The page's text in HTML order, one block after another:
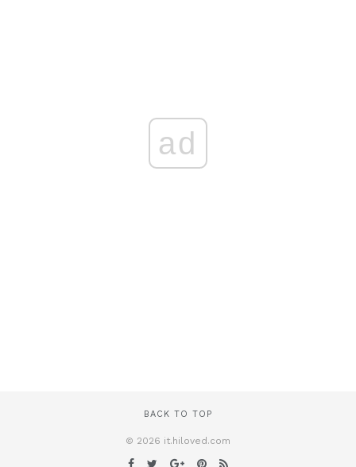
ad
BACK TO TOP
© 2026 it.hiloved.com